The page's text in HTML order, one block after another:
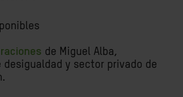
de Miguel Alba,
desigualdad y sector privado de